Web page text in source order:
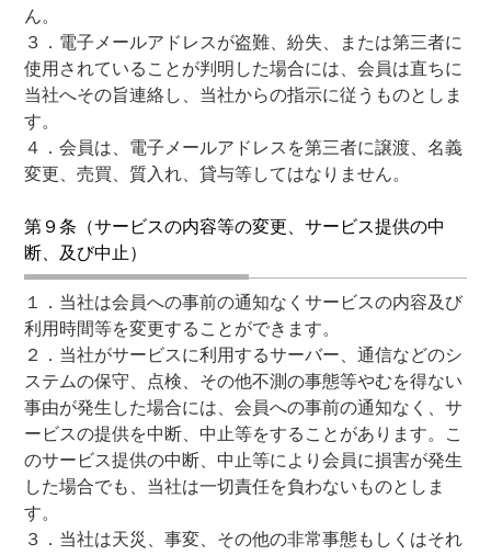
ん。
３．電子メールアドレスが盗難、紛失、または第三者に
使用されていることが判明した場合には、会員は直ちに
当社へその旨連絡し、当社からの指示に従うものとしま
す。
４．会員は、電子メールアドレスを第三者に譲渡、名義
変更、売買、質入れ、貸与等してはなりません。
第９条（サービスの内容等の変更、サービス提供の中
断、及び中止）
１．当社は会員への事前の通知なくサービスの内容及び
利用時間等を変更することができます。
２．当社がサービスに利用するサーバー、通信などのシ
ステムの保守、点検、その他不測の事態等やむを得ない
事由が発生した場合には、会員への事前の通知なく、サ
ービスの提供を中断、中止等をすることがあります。こ
のサービス提供の中断、中止等により会員に損害が発生
した場合でも、当社は一切責任を負わないものとしま
す。
３．当社は天災、事変、その他の非常事態もしくはそれ